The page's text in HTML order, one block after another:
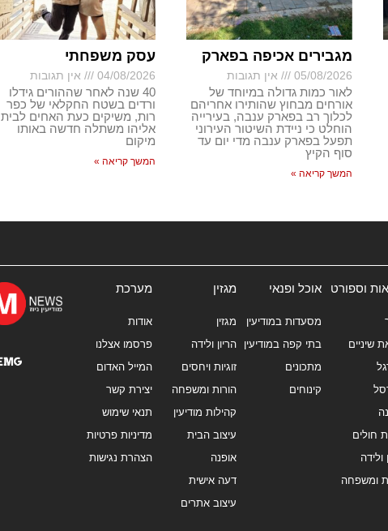
מגבירים אכיפה בפארק
05/08/2026 אין תגובות
לאור כמות גדולה במיוחד של
אורחים מבחוץ שהותירו אחריהם
לכלוך רב בפארק ענבה, בעירייה
הוחלט כי ניידת השיטור העירוני
תפעל בפארק ענבה מדי יום עד
סוף הקיץ
המשך קריאה »
עסק משפחתי
04/08/2026 אין תגובות
40 שנה לאחר שההורים גידלו
ורדים בשטח החקלאי של כפר
רות, משיקים כעת האחים לבית
אליהו משתלה חדשה באותו
מיקום
המשך קריאה »
וספורט
שיניים
חולים
ולידה
ומשפחה
אוכל ופנאי
מסעדות במודיעין
בתי קפה במודיעין
מתכונים
קינוחים
מגזין
מגזין
הריון ולידה
זוגיות ויחסים
הורות ומשפחה
קהילות מודיעין
עיצוב הבית
אופנה
דעה אישית
עיצוב אתרים
מערכת
אודות
פרסמו אצלנו
המייל האדום
יצירת קשר
תנאי שימוש
מדיניות פרטיות
הצהרת נגישות